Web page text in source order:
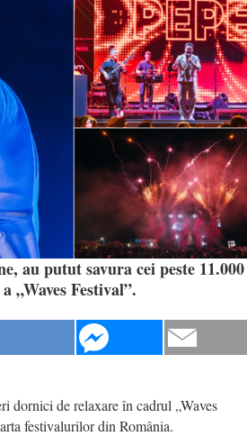
au putut savura cei peste 11.000
„Waves Festival”.
dornici de relaxare în cadrul „Waves
festivalurilor din România.